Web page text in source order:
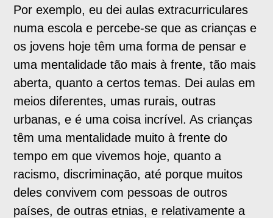
Por exemplo, eu dei aulas extracurriculares
numa escola e percebe-se que as crianças e
os jovens hoje têm uma forma de pensar e
uma mentalidade tão mais à frente, tão mais
aberta, quanto a certos temas. Dei aulas em
meios diferentes, umas rurais, outras
urbanas, e é uma coisa incrível. As crianças
têm uma mentalidade muito à frente do
tempo em que vivemos hoje, quanto a
racismo, discriminação, até porque muitos
deles convivem com pessoas de outros
países, de outras etnias, e relativamente a